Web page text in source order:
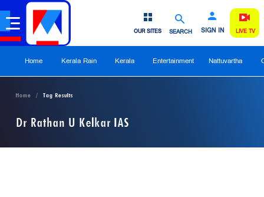
SEARCH SIGN IN
OUR SITES LIVE TV
Home Kerala Rain Kerala Entertainment Nattuvartha
Home Tag Results
Dr Rathan U Kelkar IAS